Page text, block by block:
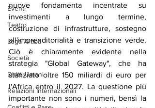
Eventi
Teatro
Lega Araba
Società
Diritti Umani
Relazioni Internazionali
nuove fondamenta incentrate su
investimenti a lungo termine,
costruzione di infrastrutture, sostegno
all'imprenditorialità e transizione verde.
Ciò è chiaramente evidente nella
strategia "Global Gateway", che ha
stanziato oltre 150 miliardi di euro per
l'Africa entro il 2027. La questione più
importante non sono i numeri, bensì la